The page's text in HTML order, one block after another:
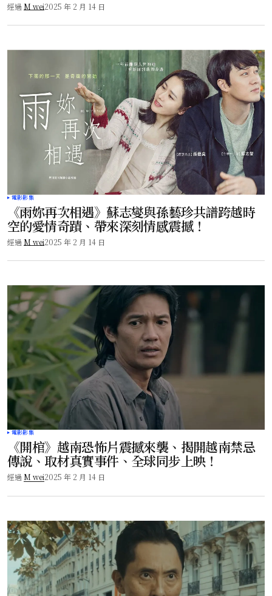
經過 M wei2025 年 2 月 14 日
電影影集
《雨妳再次相遇》蘇志燮與孫藝珍共譜跨越時
空的愛情奇蹟、帶來深刻情感震撼！
經過 M wei2025 年 2 月 14 日
電影影集
《開棺》越南恐怖片震撼來襲、揭開越南禁忌
傳說、取材真實事件、全球同步上映！
經過 M wei2025 年 2 月 14 日